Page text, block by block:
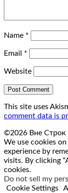
Name *
Email *
Website
This site uses
comment data is
©2026 Вне Строк
We use cookies
experience by
visits. By clicking
cookies.
Do not sell my
Cookie Settings